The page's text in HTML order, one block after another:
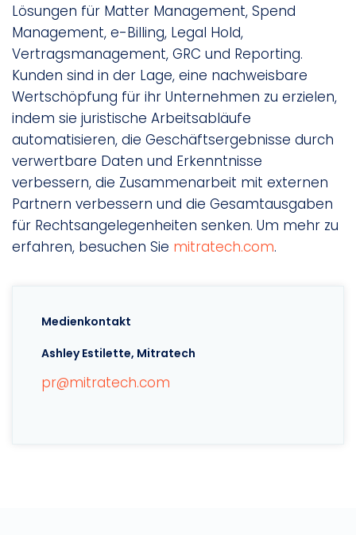
Lösungen für Matter Management, Spend
Management, e-Billing, Legal Hold,
Vertragsmanagement, GRC und Reporting.
Kunden sind in der Lage, eine nachweisbare
Wertschöpfung für ihr Unternehmen zu erzielen,
indem sie juristische Arbeitsabläufe
automatisieren, die Geschäftsergebnisse durch
verwertbare Daten und Erkenntnisse
verbessern, die Zusammenarbeit mit externen
Partnern verbessern und die Gesamtausgaben
für Rechtsangelegenheiten senken. Um mehr zu
erfahren, besuchen Sie mitratech.com.
Medienkontakt
Ashley Estilette, Mitratech
pr@mitratech.com